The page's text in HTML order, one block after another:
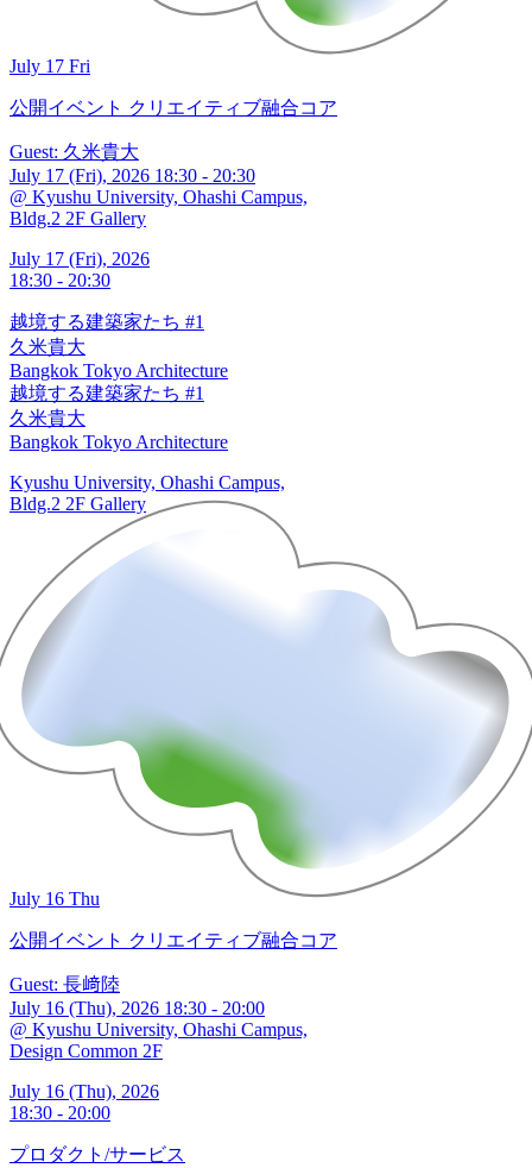
July 17 Fri
公開イベント クリエイティブ融合コア
Guest: 久米貴大
July 17 (Fri), 2026 18:30 - 20:30
@ Kyushu University, Ohashi Campus,
Bldg.2 2F Gallery
July 17 (Fri), 2026
18:30 - 20:30
越境する建築家たち #1
久米貴大
Bangkok Tokyo Architecture
越境する建築家たち #1
久米貴大
Bangkok Tokyo Architecture
Kyushu University, Ohashi Campus,
Bldg.2 2F Gallery
July 16 Thu
公開イベント クリエイティブ融合コア
Guest: 長﨑陸
July 16 (Thu), 2026 18:30 - 20:00
@ Kyushu University, Ohashi Campus,
Design Common 2F
July 16 (Thu), 2026
18:30 - 20:00
プロダクト/サービス